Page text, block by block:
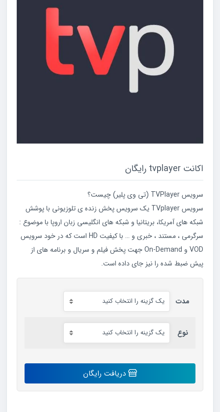
اکانت tvplayer رایگان
سرویس TVPlayer (تی وی پلیر) چیست؟
سرویس TVplayer یک سرویس پخش زنده ی تلوزیونی با پوشش
شبکه های آمریکا، بریتانیا و شبکه های انگلیسی زبان اروپا با موضوع :
سرگرمی ، مستند ، خبری و … با کیفیت HD است که در خود سرویس
VOD و On-Demand جهت پخش فیلم و سریال و برنامه های از
پیش ضبط شده را نیز جای داده است.
مدت
نوع
اکانت
رایگان
دریافت رایگان